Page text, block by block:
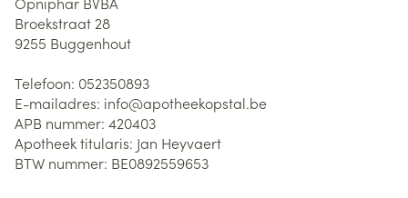
Broekstraat 28
9255 Buggenhout
Telefoon: 052350893
E-mailadres: info@apotheekopstal.be
APB nummer: 420403
Apotheek titularis: Jan Heyvaert
BTW nummer: BE0892559653